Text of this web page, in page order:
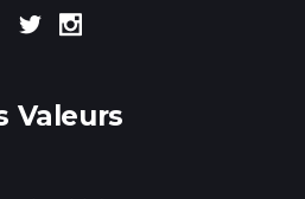
Valeurs